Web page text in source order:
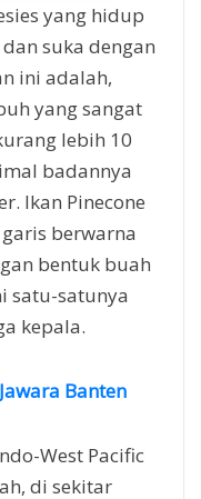
yang hidup
suka dengan
ini adalah,
yang sangat
lebih 10
badannya
Ikan Pinecone
berwarna
bentuk buah
satu-satunya
kepala.
Banten
West Pacific
di sekitar